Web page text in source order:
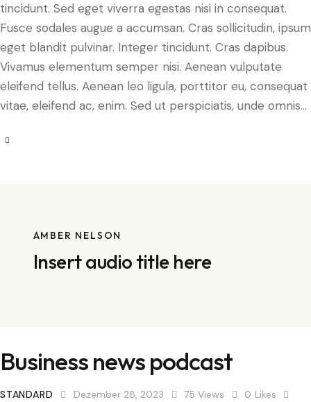
tincidunt. Sed eget viverra egestas nisi in consequat.
Fusce sodales augue a accumsan. Cras sollicitudin, ipsum
eget blandit pulvinar. Integer tincidunt. Cras dapibus.
Vivamus elementum semper nisi. Aenean vulputate
eleifend tellus. Aenean leo ligula, porttitor eu, consequat
vitae, eleifend ac, enim. Sed ut perspiciatis, unde omnis…
AMBER NELSON
Insert audio title here
Business news podcast
STANDARD Dezember 28, 2023 75 Views 0 Likes